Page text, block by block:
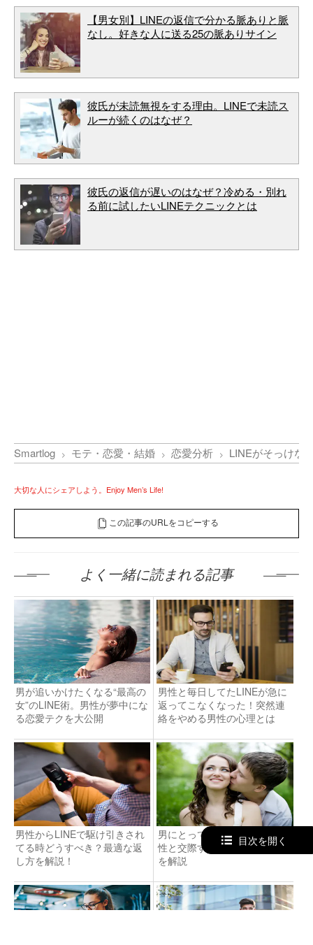
【男女別】LINEの返信で分かる脈ありと脈
なし。好きな人に送る25の脈ありサイン
彼氏が未読無視をする理由。LINEで未読ス
ルーが続くのはなぜ？
彼氏の返信が遅いのはなぜ？冷める・別れ
る前に試したいLINEテクニックとは
Smartlog モテ・恋愛・結婚 恋愛分析 LINEがそっけな
大切な人にシェアしよう。Enjoy Men’s Life!
この記事のURLをコピーする
よく一緒に読まれる記事
男が追いかけたくなる“最高の
女”のLINE術。男性が夢中にな
る恋愛テクを大公開
男性と毎日してたLINEが急に
返ってこなくなった！突然連
絡をやめる男性の心理とは
男性からLINEで駆け引きされ
てる時どうすべき？最適な返
し方を解説！
男にとって“付き合う”とは？女
性と交際する意味＆男性心理
を解説
目次を開く